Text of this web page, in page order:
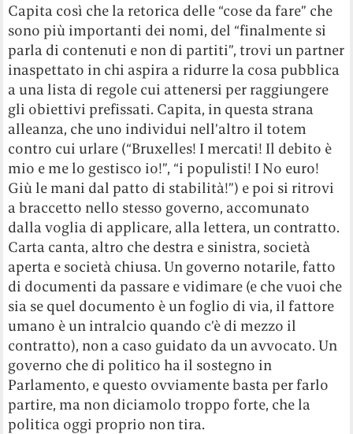
Capita così che la retorica delle “cose da fare” che
sono più importanti dei nomi, del “finalmente si
parla di contenuti e non di partiti”, trovi un partner
inaspettato in chi aspira a ridurre la cosa pubblica
a una lista di regole cui attenersi per raggiungere
gli obiettivi prefissati. Capita, in questa strana
alleanza, che uno individui nell’altro il totem
contro cui urlare (“Bruxelles! I mercati! Il debito è
mio e me lo gestisco io!”, “i populisti! I No euro!
Giù le mani dal patto di stabilità!”) e poi si ritrovi
a braccetto nello stesso governo, accomunato
dalla voglia di applicare, alla lettera, un contratto.
Carta canta, altro che destra e sinistra, società
aperta e società chiusa. Un governo notarile, fatto
di documenti da passare e vidimare (e che vuoi che
sia se quel documento è un foglio di via, il fattore
umano è un intralcio quando c’è di mezzo il
contratto), non a caso guidato da un avvocato. Un
governo che di politico ha il sostegno in
Parlamento, e questo ovviamente basta per farlo
partire, ma non diciamolo troppo forte, che la
politica oggi proprio non tira.